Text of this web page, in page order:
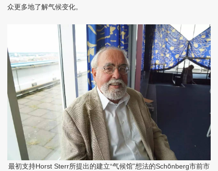
众更多地了解气候变化。
最初支持Horst Sterr所提出的建立“气候馆”想法的Schönberg市前市